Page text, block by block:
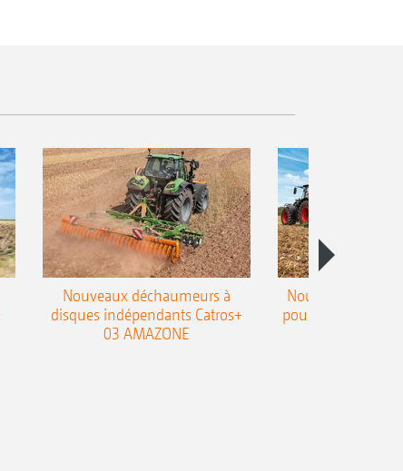
Nouveaux déchaumeurs à
disques indépendants Catros+
03 AMAZONE
Nouvelle double
pour le